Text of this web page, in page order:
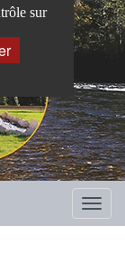
Menu
sur